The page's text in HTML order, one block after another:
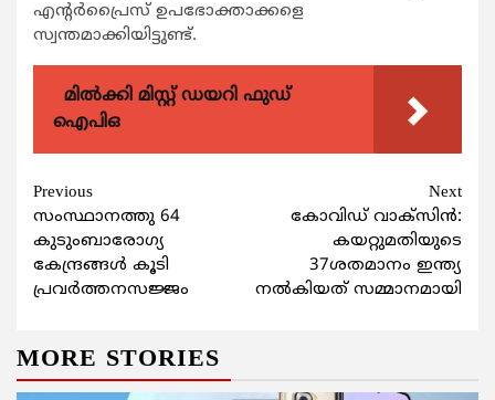
എന്‍റര്‍പ്രൈസ് ഉപഭോക്താക്കളെ
സ്വന്തമാക്കിയിട്ടുണ്ട്.
മിൽക്കി മിസ്റ്റ് ഡയറി ഫുഡ്
ഐപിഒ
Continue
Reading
Previous
സംസ്ഥാനത്തു 64
കുടുംബാരോഗ്യ
കേന്ദ്രങ്ങള്‍ കൂടി
പ്രവര്‍ത്തനസജ്ജം
Next
കോവിഡ് വാക്സിന്‍:
കയറ്റുമതിയുടെ
37ശതമാനം ഇന്ത്യ
നല്‍കിയത് സമ്മാനമായി
MORE STORIES